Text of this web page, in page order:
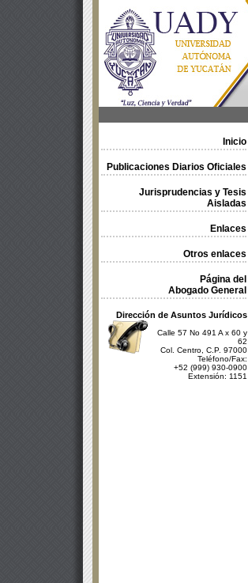
Inicio
Publicaciones Diarios Oficiales
Jurisprudencias y Tesis
Aisladas
Enlaces
Otros enlaces
Página del
Abogado General
Dirección de Asuntos Jurídicos
Calle 57 No 491 A x 60 y
62
Col. Centro, C.P. 97000
Teléfono/Fax:
+52 (999) 930-0900
Extensión: 1151